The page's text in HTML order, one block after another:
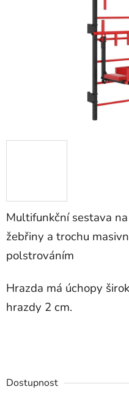
Multifunkční sestava
žebřiny a trochu
polstrováním
Hrazda má úchopy
hrazdy 2 cm.
Dostupnost